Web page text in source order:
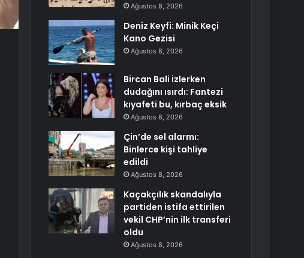
Ağustos 8, 2026
Deniz Keyfi: Minik Keçi
Kano Gezisi
Ağustos 8, 2026
Bircan Bali izlerken
dudağını ısırdı: Fantezi
kıyafeti bu, kırbaç eksik
Ağustos 8, 2026
Çin’de sel alarmı:
Binlerce kişi tahliye
edildi
Ağustos 8, 2026
Kaçakçılık skandalıyla
partiden istifa ettirilen
vekil CHP’nin ilk transferi
oldu
Ağustos 8, 2026